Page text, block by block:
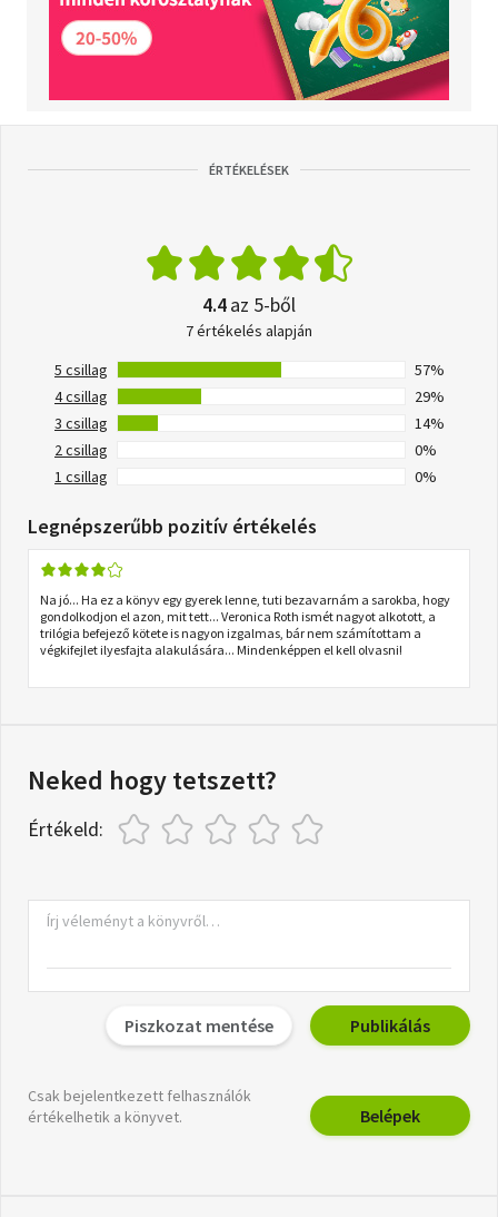
ÉRTÉKELÉSEK
4.4az 5-ből
7 értékelés alapján
5 csillag
57%
4 csillag
29%
3 csillag
14%
2 csillag
0%
1 csillag
0%
Legnépszerűbb pozitív értékelés
Na jó... Ha ez a könyv egy gyerek lenne, tuti bezavarnám a sarokba, hogy
gondolkodjon el azon, mit tett... Veronica Roth ismét nagyot alkotott, a
trilógia befejező kötete is nagyon izgalmas, bár nem számítottam a
végkifejlet ilyesfajta alakulására... Mindenképpen el kell olvasni!
Neked hogy tetszett?
Értékeld:
Piszkozat mentése Publikálás
Csak bejelentkezett felhasználók
értékelhetik a könyvet.
Belépek